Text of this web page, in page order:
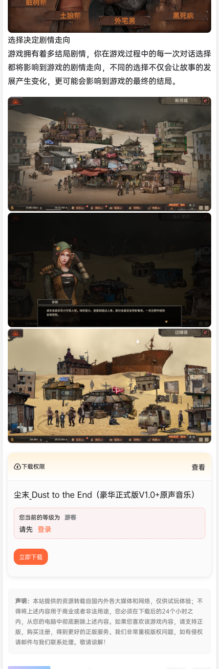
选择决定剧情走向
游戏拥有着多结局剧情，你在游戏过程中的每一次对话选择
都将影响到游戏的剧情走向，不同的选择不仅会让故事的发
展产生变化，更可能会影响到游戏的最终的结局。
下载权限 查看
尘末_Dust to the End（豪华正式版V1.0+原声音乐）
您当前的等级为 游客
请先 登录
立即下载
声明： 本站提供的资源转载自国内外各大媒体和网络，仅供试玩体验；不
得将上述内容用于商业或者非法用途，您必须在下载后的24个小时之
内，从您的电脑中彻底删除上述内容。如果您喜欢该游戏内容，请支持正
版，购买注册，得到更好的正版服务。我们非常重视版权问题，如有侵权
请邮件与我们联系处理。敬请谅解！